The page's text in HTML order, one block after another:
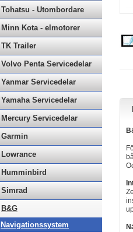
Tohatsu - Utombordare
Minn Kota - elmotorer
TK Trailer
Volvo Penta Servicedelar
Yanmar Servicedelar
Yamaha Servicedelar
Mercury Servicedelar
Garmin
Lowrance
Humminbird
Simrad
B&G
Navigationssystem